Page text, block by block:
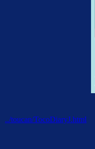
../toucan/TocoDiaryJ.html